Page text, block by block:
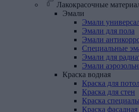
Лакокрасочные
Эмали
Эмали
Эмали для пола
Эмали
Специальные
Эмали для
Эмали
Краска водная
Краска для
Краска для стен
Краска
Краска фасадная